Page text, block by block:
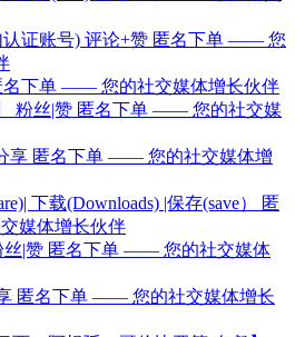
认证账号) 评论+赞 匿名下单 —— 您
名下单 —— 您的社交媒体增长伙伴
粉丝|赞 匿名下单 —— 您的社交媒
享 匿名下单 —— 您的社交媒体增
下载(Downloads) |保存(save） 匿
媒体增长伙伴
丝|赞 匿名下单 —— 您的社交媒体
匿名下单 —— 您的社交媒体增长